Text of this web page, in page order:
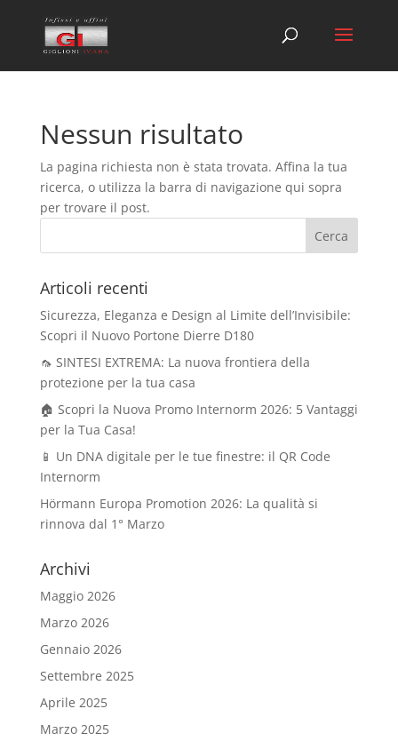
Nessun risultato
La pagina richiesta non è stata trovata. Affina la tua
ricerca, o utilizza la barra di navigazione qui sopra
per trovare il post.
Articoli recenti
Sicurezza, Eleganza e Design al Limite dell’Invisibile:
Scopri il Nuovo Portone Dierre D180
🦟 SINTESI EXTREMA: La nuova frontiera della
protezione per la tua casa
🏠 Scopri la Nuova Promo Internorm 2026: 5 Vantaggi
per la Tua Casa!
📱 Un DNA digitale per le tue finestre: il QR Code
Internorm
Hörmann Europa Promotion 2026: La qualità si
rinnova dal 1° Marzo
Archivi
Maggio 2026
Marzo 2026
Gennaio 2026
Settembre 2025
Aprile 2025
Marzo 2025